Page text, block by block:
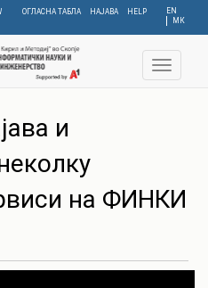
EN
МК
ОГЛАСНА ТАБЛА НАЈАВА HELP
Toggle
и
на ФИНКИ